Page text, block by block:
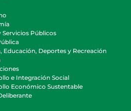
Servicios Públicos
Educación, Deportes y Recreación
e Integración Social
Económico Sustentable